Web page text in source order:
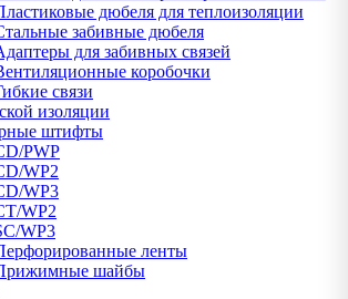
дюбеля для теплоизоляции
забивные дюбеля
для забивных связей
коробочки
связи
изоляции
штифты
PWP
WP2
WP3
WP2
WP3
ленты
шайбы